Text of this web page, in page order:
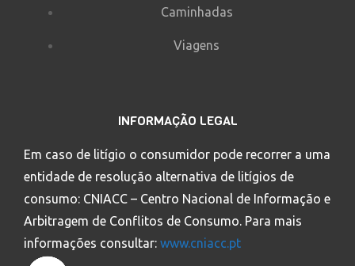
Caminhadas
Viagens
INFORMAÇÃO LEGAL
Em caso de litígio o consumidor pode recorrer a uma
entidade de resolução alternativa de litígios de
consumo: CNIACC – Centro Nacional de Informação e
Arbitragem de Conflitos de Consumo. Para mais
informações consultar: www.cniacc.pt